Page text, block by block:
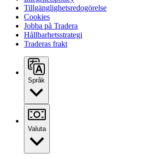
Tillgänglighetsredogörelse
Cookies
Jobba på Tradera
Hållbarhetsstrategi
Traderas frakt
Språk
Valuta